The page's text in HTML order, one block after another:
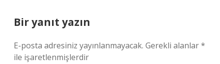
Bir yanıt yazın
E-posta adresiniz yayınlanmayacak. Gerekli alanlar*
ile işaretlenmişlerdir